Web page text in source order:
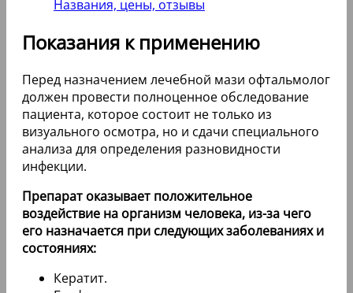
Названия, цены, отзывы
Показания к применению
Перед назначением лечебной мази офтальмолог
должен провести полноценное обследование
пациента, которое состоит не только из
визуального осмотра, но и сдачи специального
анализа для определения разновидности
инфекции.
Препарат оказывает положительное
воздействие на организм человека, из-за чего
его назначается при следующих заболеваниях и
состояниях:
Кератит.